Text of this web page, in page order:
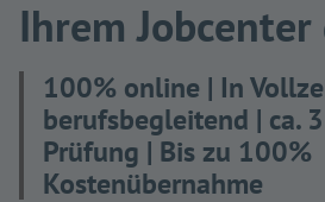
Ihrem
100% online | In
berufsbegleitend | ca.
Prüfung | Bis zu 100%
Kostenübernahme